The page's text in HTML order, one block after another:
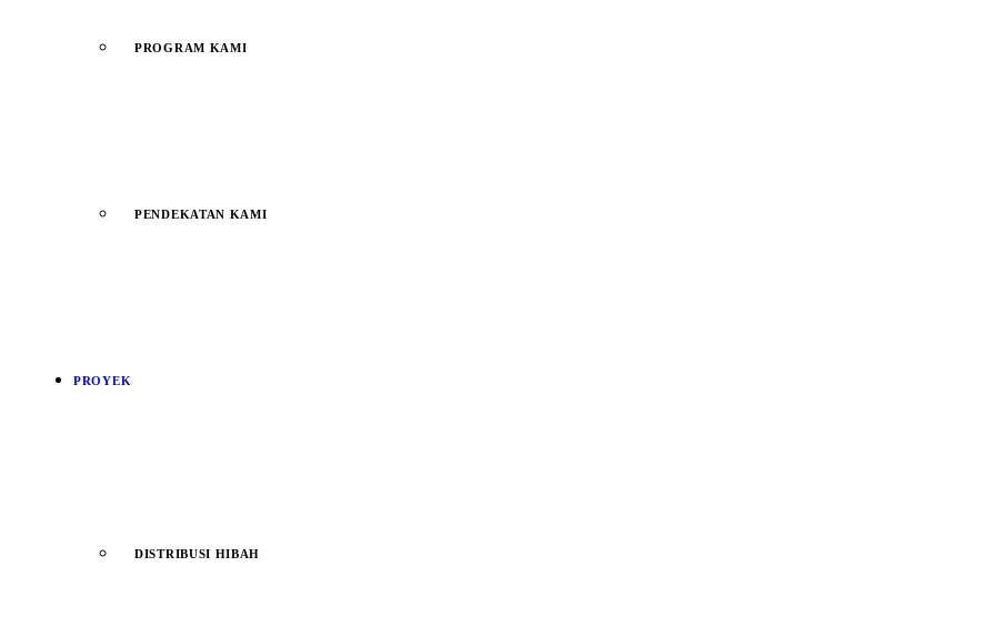
PROGRAM KAMI
PENDEKATAN KAMI
PROYEK
DISTRIBUSI HIBAH